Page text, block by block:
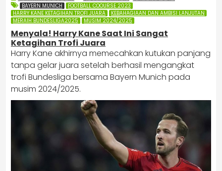
BAYERN MUNICH
FOOTBALL COOURSE 2023
HARRY KANE KETAGIHAN TROFI JUARA
KEBAHAGIAAN DAN AMBISI LANJUTAN
MERAIH BUNDESLIGA2025
MUSIM 2024/2025
Menyala! Harry Kane Saat Ini Sangat
Ketagihan Trofi Juara
Harry Kane akhirnya memecahkan kutukan panjang
tanpa gelar juara setelah berhasil mengangkat
trofi Bundesliga bersama Bayern Munich pada
musim 2024/2025.